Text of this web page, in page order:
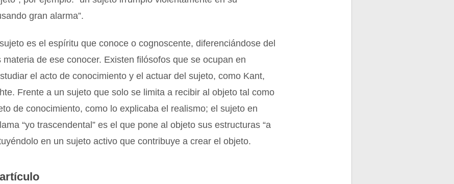
gran alarma”.
es el espíritu que conoce o cognoscente, diferenciándose del
materia de ese conocer. Existen filósofos que se ocupan en
el acto de conocimiento y el actuar del sujeto, como Kant,
Frente a un sujeto que solo se limita a recibir al objeto tal como
de conocimiento, como lo explicaba el realismo; el sujeto en
“yo trascendental” es el que pone al objeto sus estructuras “a
en un sujeto activo que contribuye a crear el objeto.